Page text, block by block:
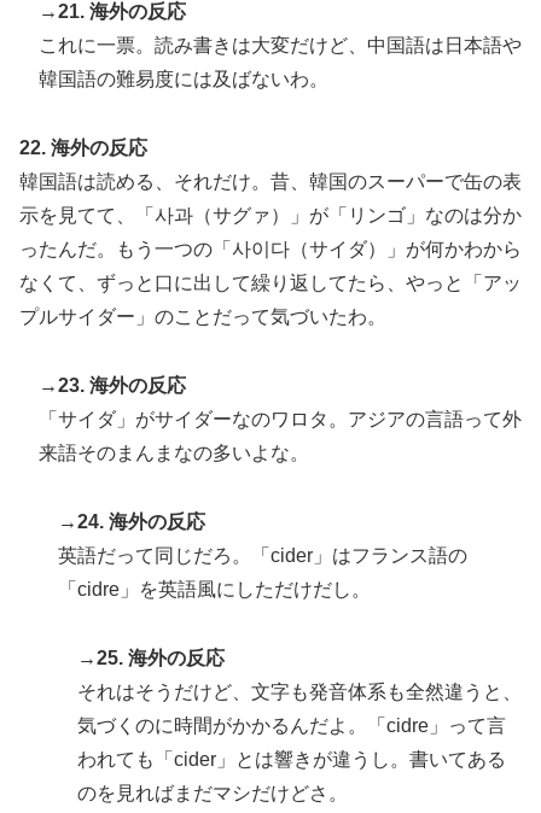
→21. 海外の反応
これに一票。読み書きは大変だけど、中国語は日本語や
韓国語の難易度には及ばないわ。
22. 海外の反応
韓国語は読める、それだけ。昔、韓国のスーパーで缶の表
示を見てて、「사과（サグァ）」が「リンゴ」なのは分か
ったんだ。もう一つの「사이다（サイダ）」が何かわから
なくて、ずっと口に出して繰り返してたら、やっと「アッ
プルサイダー」のことだって気づいたわ。
→23. 海外の反応
「サイダ」がサイダーなのワロタ。アジアの言語って外
来語そのまんまなの多いよな。
→24. 海外の反応
英語だって同じだろ。「cider」はフランス語の
「cidre」を英語風にしただけだし。
→25. 海外の反応
それはそうだけど、文字も発音体系も全然違うと、
気づくのに時間がかかるんだよ。「cidre」って言
われても「cider」とは響きが違うし。書いてある
のを見ればまだマシだけどさ。